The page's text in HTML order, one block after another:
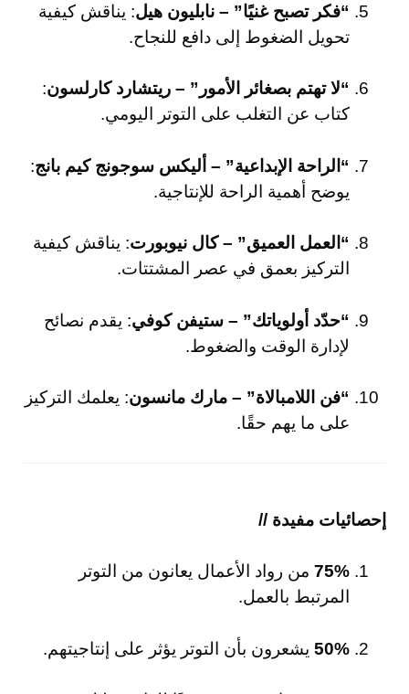
“فكر تصبح غنيًا” – نابليون هيل: يناقش كيفية
تحويل الضغوط إلى دافع للنجاح.
“لا تهتم بصغائر الأمور” – ريتشارد كارلسون:
كتاب عن التغلب على التوتر اليومي.
“الراحة الإبداعية” – أليكس سوجونج كيم بانج:
يوضح أهمية الراحة للإنتاجية.
“العمل العميق” – كال نيوبورت: يناقش كيفية
التركيز بعمق في عصر المشتتات.
“حدّد أولوياتك” – ستيفن كوفي: يقدم نصائح
لإدارة الوقت والضغوط.
“فن اللامبالاة” – مارك مانسون: يعلمك التركيز
على ما يهم حقًا.
إحصائيات مفيدة //
75% من رواد الأعمال يعانون من التوتر
المرتبط بالعمل.
50% يشعرون بأن التوتر يؤثر على إنتاجيتهم.